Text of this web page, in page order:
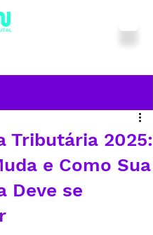
Tributária 2025:
e Como Sua
Deve se